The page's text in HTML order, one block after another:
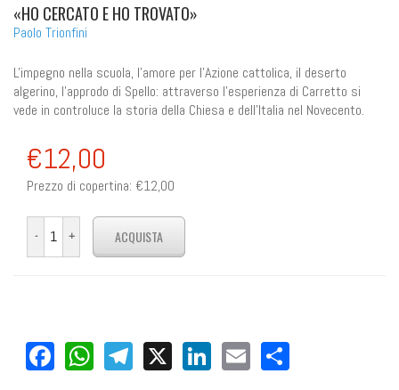
«HO CERCATO E HO TROVATO»
Paolo Trionfini
L'impegno nella scuola, l'amore per l'Azione cattolica, il deserto
algerino, l'approdo di Spello: attraverso l'esperienza di Carretto si
vede in controluce la storia della Chiesa e dell'Italia nel Novecento.
€12,00
Prezzo di copertina: €12,00
Facebook
WhatsApp
Telegram
X LinkedIn
Email